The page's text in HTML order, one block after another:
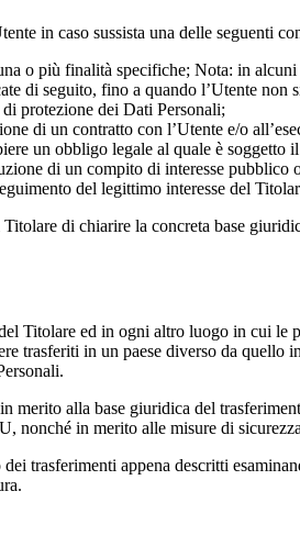
in caso sussista una delle seguenti
o più finalità specifiche; Nota: in
di seguito, fino a quando l’Utente
protezione dei Dati Personali;
di un contratto con l’Utente e/o
un obbligo legale al quale è soggetto
di un compito di interesse
del legittimo interesse del
di chiarire la concreta base
Titolare ed in ogni altro luogo in cui
trasferiti in un paese diverso da
merito alla base giuridica del
nonché in merito alle misure di
trasferimenti appena descritti